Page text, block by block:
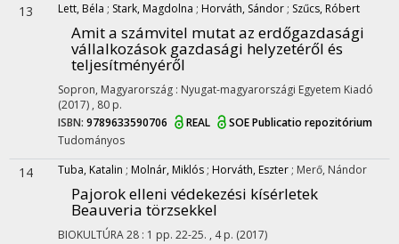
13 Lett, Béla ; Stark, Magdolna ; Horváth, Sándor ; Szűcs, Róbert
Amit a számvitel mutat az erdőgazdasági
vállalkozások gazdasági helyzetéről és
teljesítményéről
Sopron, Magyarország : Nyugat-magyarországi Egyetem Kiadó
(2017) , 80 p.
ISBN: 9789633590706 REAL
SOE Publicatio repozitórium
Tudományos
14 Tuba, Katalin ; Molnár, Miklós ; Horváth, Eszter ; Merő, Nándor
Pajorok elleni védekezési kísérletek
Beauveria törzsekkel
BIOKULTÚRA28 : 1 pp. 22-25. , 4 p. (2017)